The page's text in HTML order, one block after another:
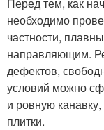
необходимо
частности,
направляющим.
дефектов,
условий можно
и ровную
плитки.